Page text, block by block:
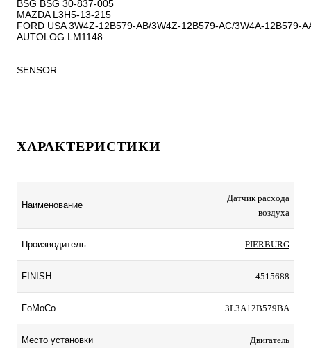
BSG BSG 30-837-005
MAZDA L3H5-13-215
FORD USA 3W4Z-12B579-AB/3W4Z-12B579-AC/3W4A-12B579-
AUTOLOG LM1148
SENSOR
ХАРАКТЕРИСТИКИ
Наименование
Датчик расхода
воздуха
Производитель PIERBURG
FINISH 4515688
FoMoCo 3L3A12B579BA
Место установки Двигатель